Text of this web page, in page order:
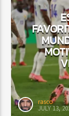
CURRENT SHOW
4:00
rasco
JULY 13,